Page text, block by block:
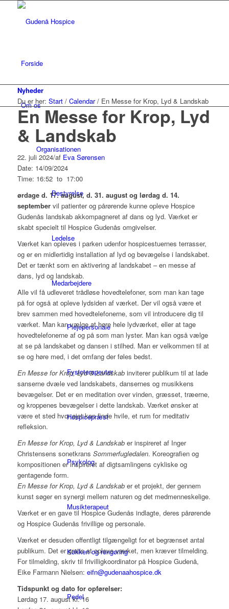
Forside
Om os
Organisationen
Bestyrelse
Ledelse
Medarbejdere
Plejepersonale
Fysioterapeuter
Hospicepræst
Psykolog
Musikterapeut
Køkken og rengøring
Pedel
Nyheder
Du er her: Start / Calendar / En Messe for Krop, Lyd & Landskab
En Messe for Krop, Lyd
& Landskab
22. juli 2024/af Eva Sørensen
Date: 14/09/2024
Time: 16:52 to 17:00
ørdaged. 17. august, d. 31. august og lørdag d. 14.
september vil patienter og pårørende kunne opleve Hospice
Gudenås landskab akkompagneret af dans og lyd. Værket er
skabt specielt til Hospice Gudenås omgivelser.
Værket kan opleves i parken udenfor hospicestuernes terrasser,
og er en midlertidig installation af lyd og bevægelse i landskabet.
Det er tænkt som en aktivering af landskabet – en messe af
dans, lyd og landskab.
Alle vil få udleveret trådløse hovedtelefoner, som man kan tage
på for også at opleve lydsiden af værket. Der vil også være et
brev sammen med hovedtelefonerne, som vil introducere dig til
værket. Man kan vælge at høre hele lydværket, eller at tage
hovedtelefonerne af og på som man lyster. Man kan også vælge
at se på landskabet og dansen i stilhed. Man er velkommen til at
se og høre med, i det omfang der føles bedst.
En Messe for Krop, Lyd & Landskabinviterer publikum til at lade
sanserne dvæle ved landskabets, dansernes og musikkens
bevægelser. Det er en meditation over vinden, græsset, træerne,
og kroppenes bevægelser i dette landskab. Værket ønsker at
være et sted hvor øjet kan finde hvile, et rum for meditativ
refleksion.
En Messe for Krop, Lyd & Landskaber inspireret af Inger
Christensens sonetkrans Sommerfugledalen. Koreografien og
kompositionen er inspireret af digtsamlingens cykliske og
gentagende form.
En Messe for Krop, Lyd & Landskaber et projekt, der gennem
kunst søger en synergi mellem naturen og det medmenneskelige.
Værket er en gave til Hospice Gudenås indlagte, deres pårørende
og Hospice Gudenås frivillige og personale.
Værket er desuden offentligt tilgængeligt for et begrænset antal
publikum. Det er gratis at opleve værket, men kræver tilmelding.
For tilmelding, skriv til frivilligkoordinator på Hospice Gudenå,
Eike Farmann Nielsen: eifn@gudenaahospice.dk
Tidspunkt og dato for opførelser:
Lørdag 17. august kl. 16